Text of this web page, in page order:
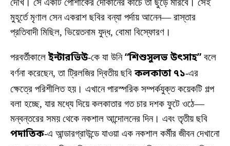
দেখি। সে একটি পোশাকের দোকানের কাঁচে তা ছুঁড়ে মারবে। সেই
মুহূর্তে মৃণাল সেন একরাশ ছবির বন্যা পর্দায় আনেন— রাস্তার
প্রতিবাদী মিছিল, ভিয়েতনাম যুদ্ধ, বোমা বিস্ফোরণ।
পরবর্তীকালে ইন্টারভিউ-কে যা উনি“শিশুসুলভ উৎসাহ” বলে
বর্ণনা করেছেন, তা ট্রিলজির দ্বিতীয় ছবি কলকাতা ৭১-এর
ক্ষেত্রে পরিশীলিত হয়। এখানে পারস্পরিক সম্পর্কযুক্ত কয়েকটি গল্প
বলা হচ্ছে, যার মধ্যে দিয়ে কলকাতার গত চার দশক ফুটে ওঠে—
মন্বন্তরের সময় থেকে নকশাল আন্দোলনের দিন। এবং তৃতীয় ছবি
পদাতিক-এ আন্ডারগ্রাউন্ডে যাওয়া এক নকশাল কর্মীর জীবন দেখানো